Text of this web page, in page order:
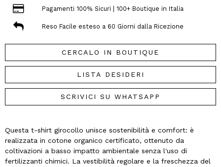
Pagamenti 100% Sicuri | 100+ Boutique in Italia
Reso Facile esteso a 60 Giorni dalla Ricezione
CERCALO IN BOUTIQUE
LISTA DESIDERI
SCRIVICI SU WHATSAPP
Questa t-shirt girocollo unisce sostenibilità e comfort: è
realizzata in cotone organico certificato, ottenuto da
coltivazioni a basso impatto ambientale senza l'uso di
fertilizzanti chimici. La vestibilità regolare e la freschezza del